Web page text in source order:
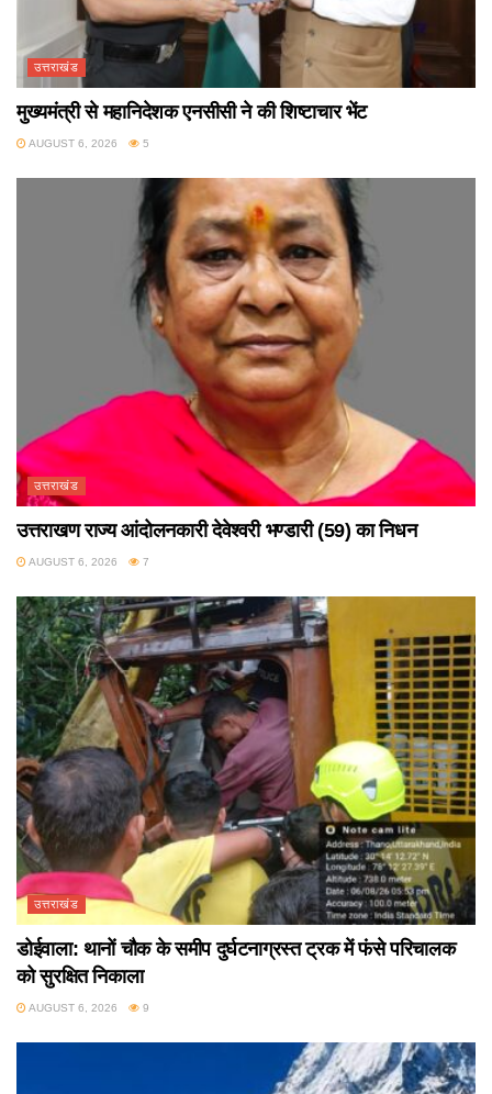
उत्तराखंड
मुख्यमंत्री से महानिदेशक एनसीसी ने की शिष्टाचार भेंट
AUGUST 6, 2026 5
उत्तराखंड
उत्तराखण राज्य आंदोलनकारी देवेश्वरी भण्डारी (59) का निधन
AUGUST 6, 2026 7
उत्तराखंड
डोईवाला: थानों चौक के समीप दुर्घटनाग्रस्त ट्रक में फंसे परिचालक
को सुरक्षित निकाला
AUGUST 6, 2026 9